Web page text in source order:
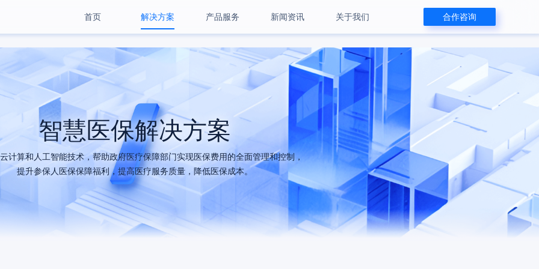
首页 解决方案 产品服务 新闻资讯 关于我们 合作咨询
智慧医保解决方案
计算和人工智能技术，帮助政府医疗保障部门实现医保费用的全面管理和控制，
提升参保人医保保障福利，提高医疗服务质量，降低医保成本。